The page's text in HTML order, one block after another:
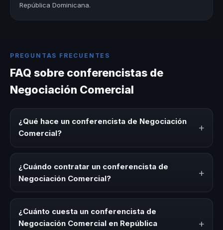
República Dominicana.
PREGUNTAS FRECUENTES
FAQ sobre conferencistas de
Negociación Comercial
¿Qué hace un conferencista de Negociación
Comercial?
+
experto que comparte conocimiento, estrategias y
experiencias sobre este tema en eventos corporativos,
convenciones y seminarios. Su objetivo es generar
reflexión, inspiración y herramientas aplicables para la
¿Cuándo contratar un conferencista de
Negociación Comercial?
+
Comercial para kick-offs, convenciones anuales,
programas de desarrollo, eventos de integración o
¿Cuánto cuesta un conferencista de
Negociación Comercial en República
+